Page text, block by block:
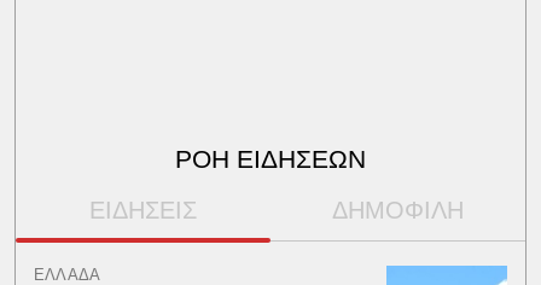
ΡΟΗ ΕΙΔΗΣΕΩΝ
ΕΙΔΗΣΕΙΣ ΔΗΜΟΦΙΛΗ
ΕΛΛΑΔΑ